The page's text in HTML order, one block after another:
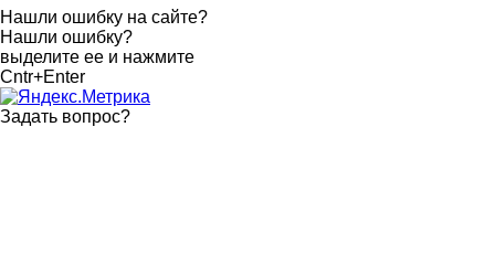
Нашли ошибку на сайте?
Нашли ошибку?
выделите ее и нажмите
Cntr+Enter
Задать вопрос?